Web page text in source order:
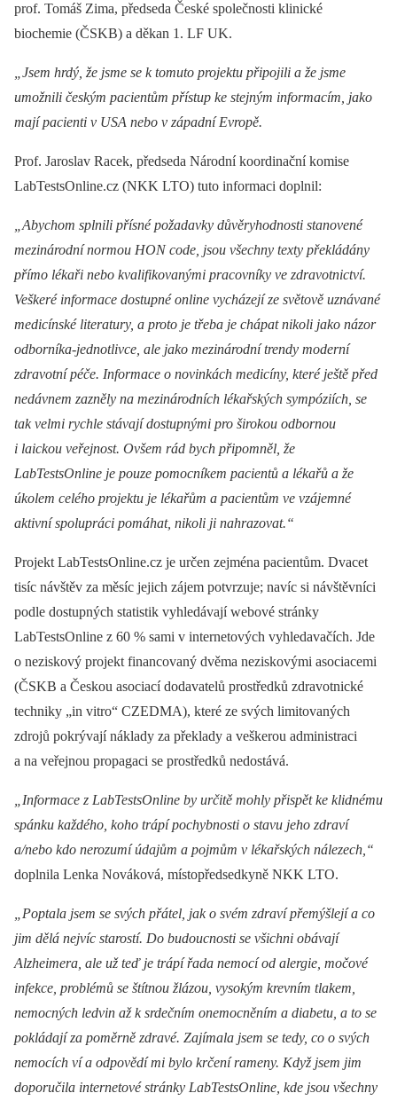
prof. Tomáš Zima, předseda České společnosti klinické
biochemie (ČSKB) a děkan 1. LF UK.
„Jsem hrdý, že jsme se k tomuto projektu připojili a že jsme
umožnili českým pacientům přístup ke stejným informacím, jako
mají pacienti v USA nebo v západní Evropě.
Prof. Jaroslav Racek, předseda Národní koordinační komise
LabTestsOnline.cz (NKK LTO) tuto informaci doplnil:
„Abychom splnili přísné požadavky důvěryhodnosti stanovené
mezinárodní normou HON code, jsou všechny texty překládány
přímo lékaři nebo kvalifikovanými pracovníky ve zdravotnictví.
Veškeré informace dostupné online vycházejí ze světově uznávané
medicínské literatury, a proto je třeba je chápat nikoli jako názor
odborníka-jednotlivce, ale jako mezinárodní trendy moderní
zdravotní péče. Informace o novinkách medicíny, které ještě před
nedávnem zazněly na mezinárodních lékařských sympóziích, se
tak velmi rychle stávají dostupnými pro širokou odbornou
i laickou veřejnost. Ovšem rád bych připomněl, že
LabTestsOnline je pouze pomocníkem pacientů a lékařů a že
úkolem celého projektu je lékařům a pacientům ve vzájemné
aktivní spolupráci pomáhat, nikoli ji nahrazovat.“
Projekt LabTestsOnline.cz je určen zejména pacientům. Dvacet
tisíc návštěv za měsíc jejich zájem potvrzuje; navíc si návštěvníci
podle dostupných statistik vyhledávají webové stránky
LabTestsOnline z 60 % sami v internetových vyhledavačích. Jde
o neziskový projekt financovaný dvěma neziskovými asociacemi
(ČSKB a Českou asociací dodavatelů prostředků zdravotnické
techniky „in vitro“ CZEDMA), které ze svých limitovaných
zdrojů pokrývají náklady za překlady a veškerou administraci
a na veřejnou propagaci se prostředků nedostává.
„Informace z LabTestsOnline by určitě mohly přispět ke klidnému
spánku každého, koho trápí pochybnosti o stavu jeho zdraví
a/nebo kdo nerozumí údajům a pojmům v lékařských nálezech,“
doplnila Lenka Nováková, místopředsedkyně NKK LTO.
„Poptala jsem se svých přátel, jak o svém zdraví přemýšlejí a co
jim dělá nejvíc starostí. Do budoucnosti se všichni obávají
Alzheimera, ale už teď je trápí řada nemocí od alergie, močové
infekce, problémů se štítnou žlázou, vysokým krevním tlakem,
nemocných ledvin až k srdečním onemocněním a diabetu, a to se
pokládají za poměrně zdravé. Zajímala jsem se tedy, co o svých
nemocích ví a odpovědí mi bylo krčení rameny. Když jsem jim
doporučila internetové stránky LabTestsOnline, kde jsou všechny